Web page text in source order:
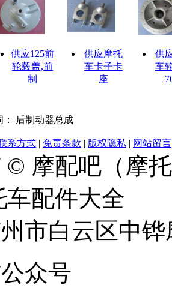
供应125前
轮毂盖,前
制
供应摩托
车卡子卡
座
供
车
： 后制动器总成
系方式 | 免责条款 | 版权隐私 | 网站留言
© 摩配吧（摩
车配件大全
市白云区中
众号